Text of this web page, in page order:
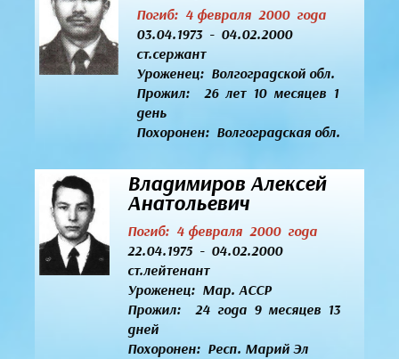
Погиб: 4 февраля 2000 года
03.04.1973 - 04.02.2000
ст.сержант
Уроженец:Волгоградской обл.
Прожил: 26 лет 10 месяцев 1
день
Похоронен: Волгоградская обл.
Владимиров Алексей
Анатольевич
Погиб: 4 февраля 2000 года
22.04.1975 - 04.02.2000
ст.лейтенант
Уроженец:Мар. АССР
Прожил: 24 года 9 месяцев 13
дней
Похоронен: Респ. Марий Эл